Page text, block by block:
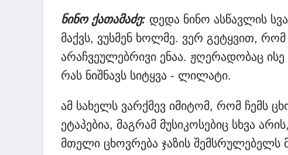
ნინო ქათამაძე: დედა ნინო ასწავლის
მაქვს, ვუსმენ ხოლმე. ვერ გეტყვით,
არაჩვეულებრივი ენაა. ჟღერადობაც
რას ნიშნავს სიტყვა - ლილატი.
ამ სახელს ვარქმევ იმიტომ, რომ ჩემს
ეტაპებია, მაგრამ მუსიკოსებიც სხვა
მთელი ცხოვრება ჯაზის შემსრულებელს